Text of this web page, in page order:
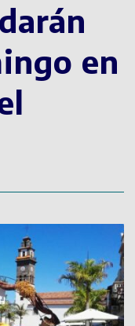
en